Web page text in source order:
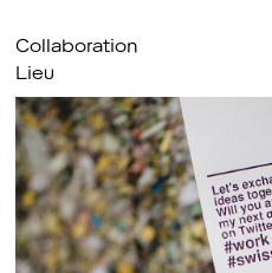
Collaboration
Lieu